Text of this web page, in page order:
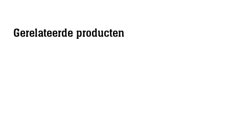
Gerelateerde producten